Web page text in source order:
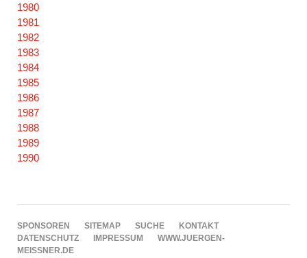
1980
1981
1982
1983
1984
1985
1986
1987
1988
1989
1990
NAVIGATION
ÜBERSPRINGEN
SPONSOREN SITEMAP SUCHE
KONTAKT
DATENSCHUTZ
IMPRESSUM
WWW.JUERGEN-
MEISSNER.DE